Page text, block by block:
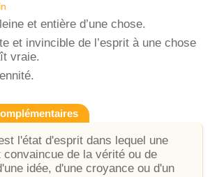
et entière d’une chose.
et invincible de l’esprit à une chose
vraie.
l'état d'esprit dans lequel une
convaincue de la vérité ou de
idée, d'une croyance ou d'un